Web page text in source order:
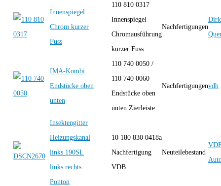
Innenspiegel
Chrom kurzer
Fuss
110 810 0317
Innenspiegel
Chromausführung
kurzer Fuss
Nachfertigungen
Dirk
IMA-Kombi
Endstücke oben
unten
110 740 0050 /
110 740 0060
Endstücke oben
unten Zierleiste...
Nachfertigungenvdh
Insektengitter
Heizungskanal
links 190SL
links rechts
Ponton
10 180 830 0418a
Nachfertigung
VDB
Neuteilebestand